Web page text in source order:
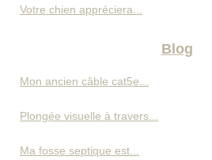
Votre chien appréciera...
Blog
Mon ancien câble cat5e...
Plongée visuelle à travers...
Ma fosse septique est...